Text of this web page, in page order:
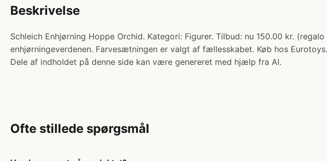
Beskrivelse
Schleich Enhjørning Hoppe Orchid. Kategori: Figurer. Tilbud: nu 150.00 kr.
enhjørningeverdenen. Farvesætningen er valgt af fællesskabet. Køb hos Eurotoys.
Dele af indholdet på denne side kan være genereret med hjælp fra AI.
Ofte stillede spørgsmål